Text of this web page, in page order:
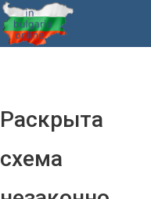
Раскрыта
схема